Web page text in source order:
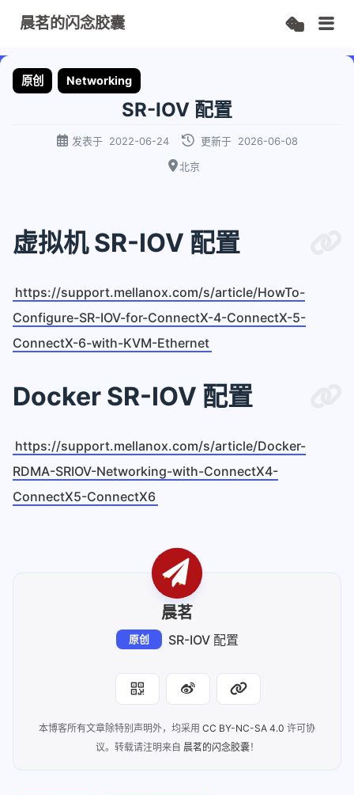
晨茗的闪念胶囊
原创 Networking
SR-IOV 配置
发表于 2022-06-24 更新于 2026-06-08
北京
虚拟机 SR-IOV 配置
https://support.mellanox.com/s/article/HowTo-
Configure-SR-IOV-for-ConnectX-4-ConnectX-5-
ConnectX-6-with-KVM-Ethernet
Docker SR-IOV 配置
https://support.mellanox.com/s/article/Docker-
RDMA-SRIOV-Networking-with-ConnectX4-
ConnectX5-ConnectX6
晨茗
原创 SR-IOV 配置
本博客所有文章除特别声明外，均采用 CC BY-NC-SA 4.0 许可协
议。转载请注明来自 晨茗的闪念胶囊！